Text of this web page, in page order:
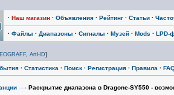
· Наш магазин · Объявления · Рейтинг · Статьи ·
· Файлы · Диапазоны · Сигналы · Музей · Mods · LPD-
, ArtHD]
· Статистика · Поиск · Регистрация · Правила ·
—› Раскрытие диапазона в Dragone-SY550 -